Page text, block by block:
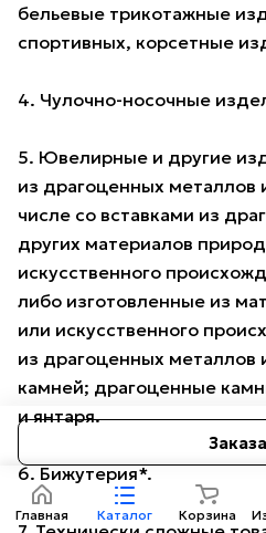
бельевые трикотажные
спортивных, корсетные
4. Чулочно-носочные
5. Ювелирные и другие
из драгоценных металлов
числе со вставками из
других материалов
искусственного
либо изготовленные из
или искусственного
из драгоценных металлов
камней; драгоценные
и янтаря.
6. Бижутерия*.
Главная Каталог Корзина